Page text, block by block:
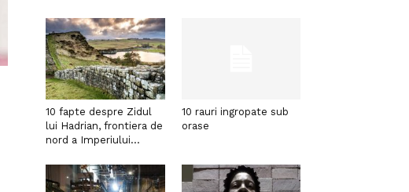
10 fapte despre Zidul
lui Hadrian, frontiera de
nord a Imperiului...
10 rauri ingropate sub
orase